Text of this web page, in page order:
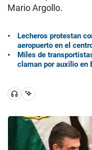
Mario Argollo.
Lecheros protestan
aeropuerto en el
Miles de
claman por auxilio en